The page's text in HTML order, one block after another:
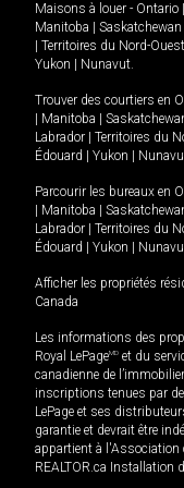
Maisons à louer - Ontario
Manitoba
Saskatchewan
Territoires du Nord-Ouest
Yukon
Nunavut.
Trouver des courtiers en
Manitoba
Labrador
Territoires du
Édouard
Yukon
Parcourir les bureaux en
Manitoba
Labrador
Territoires du
Édouard
Yukon
Afficher les propriétés
Canada
Les informations des
Royal LePageMD et du
canadienne de
inscriptions tenues par
LePage et ses
garantie et devrait être
appartient à l'Association
REALTOR.ca Installation